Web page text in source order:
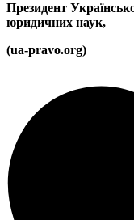
Президент
юридичних наук,
(ua-pravo.org)